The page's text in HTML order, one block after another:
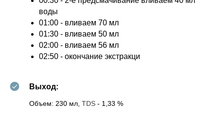
воды
01:00 - вливаем 70 мл
01:30 - вливаем 50 мл
02:00 - вливаем 56 мл
02:50 - окончание экстракци
Выход:
Объем: 230 мл, TDS - 1,33 %